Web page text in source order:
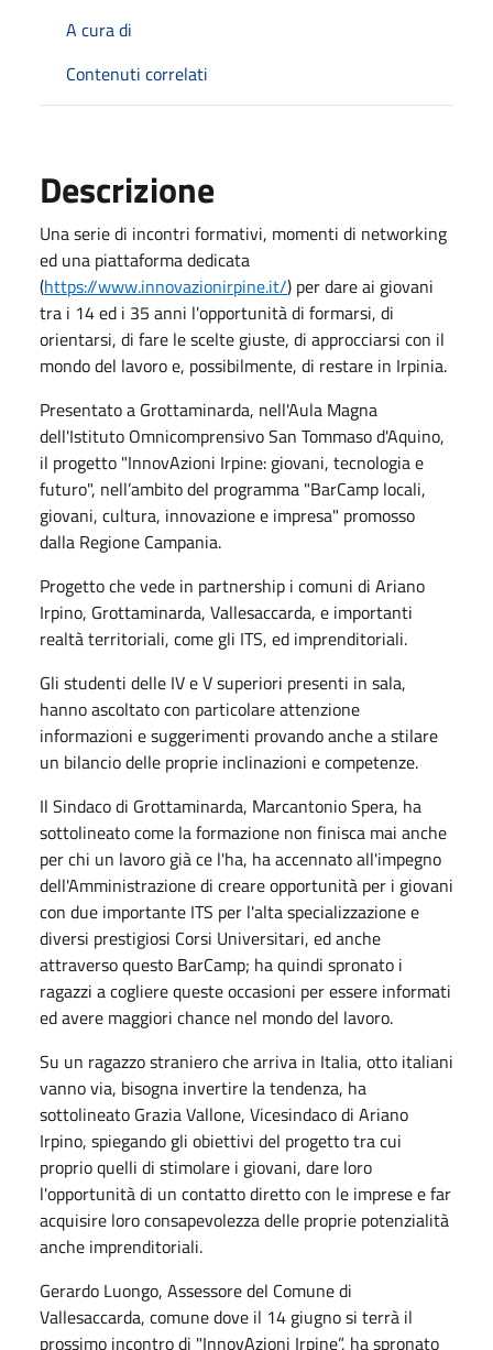
A cura di
Contenuti correlati
Descrizione
Una serie di incontri formativi, momenti di networking
ed una piattaforma dedicata
(https://www.innovazionirpine.it/) per dare ai giovani
tra i 14 ed i 35 anni l'opportunità di formarsi, di
orientarsi, di fare le scelte giuste, di approcciarsi con il
mondo del lavoro e, possibilmente, di restare in Irpinia.
Presentato a Grottaminarda, nell'Aula Magna
dell'Istituto Omnicomprensivo San Tommaso d'Aquino,
il progetto "InnovAzioni Irpine: giovani, tecnologia e
futuro", nell’ambito del programma "BarCamp locali,
giovani, cultura, innovazione e impresa" promosso
dalla Regione Campania.
Progetto che vede in partnership i comuni di Ariano
Irpino, Grottaminarda, Vallesaccarda, e importanti
realtà territoriali, come gli ITS, ed imprenditoriali.
Gli studenti delle IV e V superiori presenti in sala,
hanno ascoltato con particolare attenzione
informazioni e suggerimenti provando anche a stilare
un bilancio delle proprie inclinazioni e competenze.
Il Sindaco di Grottaminarda, Marcantonio Spera, ha
sottolineato come la formazione non finisca mai anche
per chi un lavoro già ce l'ha, ha accennato all'impegno
dell'Amministrazione di creare opportunità per i giovani
con due importante ITS per l'alta specializzazione e
diversi prestigiosi Corsi Universitari, ed anche
attraverso questo BarCamp; ha quindi spronato i
ragazzi a cogliere queste occasioni per essere informati
ed avere maggiori chance nel mondo del lavoro.
Su un ragazzo straniero che arriva in Italia, otto italiani
vanno via, bisogna invertire la tendenza, ha
sottolineato Grazia Vallone, Vicesindaco di Ariano
Irpino, spiegando gli obiettivi del progetto tra cui
proprio quelli di stimolare i giovani, dare loro
l'opportunità di un contatto diretto con le imprese e far
acquisire loro consapevolezza delle proprie potenzialità
anche imprenditoriali.
Gerardo Luongo, Assessore del Comune di
Vallesaccarda, comune dove il 14 giugno si terrà il
prossimo incontro di "InnovAzioni Irpine”, ha spronato